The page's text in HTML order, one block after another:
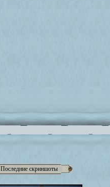
Последние скриншоты